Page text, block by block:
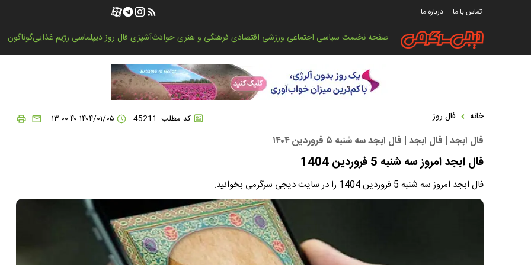
تماس با ما درباره ما
صفحه نخستسیاسی اجتماعی ورزشی اقتصادیفرهنگی و هنریحوادثآشپزیفال روزدیپلماسی رژیم غذاییگوناگون
خانه فال روز کد مطلب: 45211
فال ابجد | فال ابجد | فال ابجد سه شنبه ۵ فروردین ۱۴۰۴
فال ابجد امروز سه شنبه 5 فروردین 1404
فال ابجد امروز سه شنبه 5 فروردین 1404 را در سایت دیجی سرگرمی بخوانید.